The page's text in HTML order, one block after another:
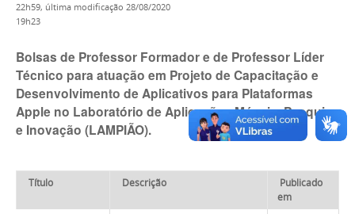
22h59, última modificação 28/08/2020
19h23
Bolsas de Professor Formador e de Professor Líder
Técnico para atuação em Projeto de Capacitação e
Desenvolvimento de Aplicativos para Plataformas
Apple no Laboratório de Aplicações Móveis, Pesquisa
e Inovação (LAMPIÃO).
Título Descrição
Publicado
em